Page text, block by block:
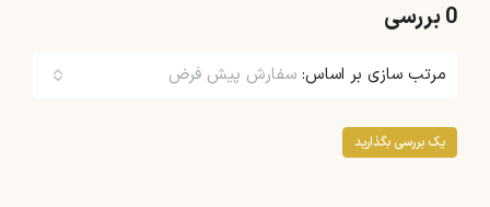
0 بررسی
مرتب سازی بر اساس: سفارش پیش فرض
یک بررسی بگذارید